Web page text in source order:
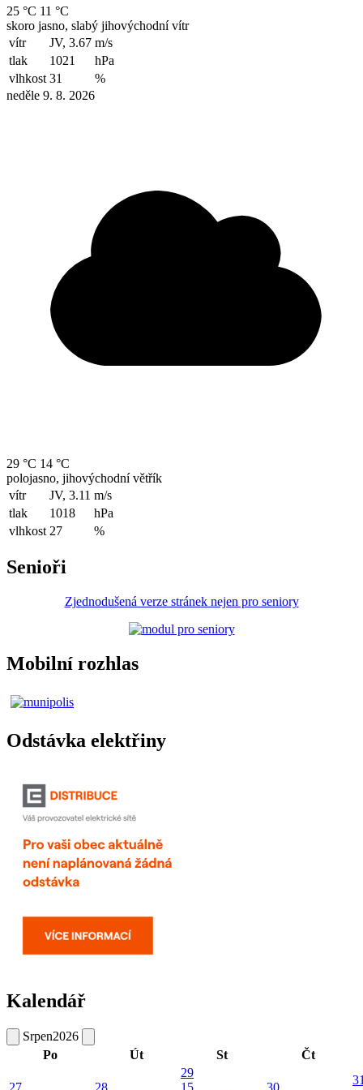
25 °C 11 °C
skoro jasno, slabý jihovýchodní vítr
vítr
JV, 3.67 m/s
tlak
1021
hPa
vlhkost 31
%
neděle 9. 8. 2026
29 °C 14 °C
polojasno, jihovýchodní větřík
vítr
JV, 3.11 m/s
tlak
1018
hPa
vlhkost 27 %
Senioři
Zjednodušená verze stránek nejen pro seniory
Mobilní rozhlas
Odstávka elektřiny
Kalendář
Srpen2026
Po
Út St Čt
27
28
29
15
30